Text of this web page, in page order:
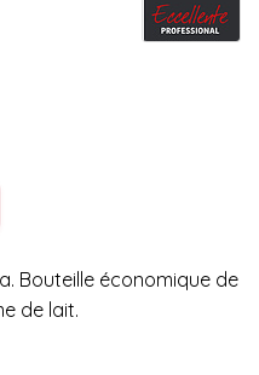
Bouteille économique de
de lait.